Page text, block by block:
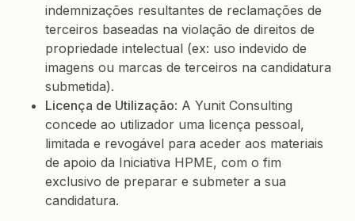
indemnizações resultantes de reclamações de
terceiros baseadas na violação de direitos de
propriedade intelectual (ex: uso indevido de
imagens ou marcas de terceiros na candidatura
submetida).
Licença de Utilização: A Yunit Consulting
concede ao utilizador uma licença pessoal,
limitada e revogável para aceder aos materiais
de apoio da Iniciativa HPME, com o fim
exclusivo de preparar e submeter a sua
candidatura.